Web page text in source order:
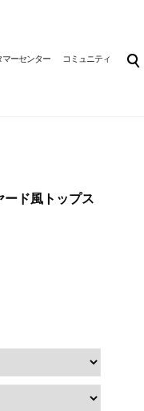
マーセンター コミュニティ
ード風トップス